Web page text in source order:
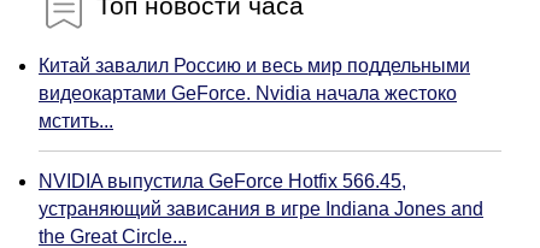
Китай завалил Россию и весь мир поддельными
видеокартами GeForce. Nvidia начала жестоко
мстить...
NVIDIA выпустила GeForce Hotfix 566.45,
устраняющий зависания в игре Indiana Jones and
the Great Circle...